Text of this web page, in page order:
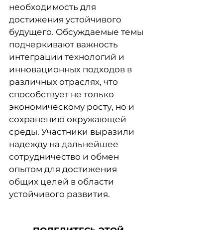
необходимость для
достижения устойчивого
будущего. Обсуждаемые темы
подчеркивают важность
интеграции технологий и
инновационных подходов в
различных отраслях, что
способствует не только
экономическому росту, но и
сохранению окружающей
среды. Участники выразили
надежду на дальнейшее
сотрудничество и обмен
опытом для достижения
общих целей в области
устойчивого развития.